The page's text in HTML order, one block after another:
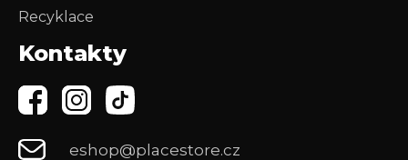
Recyklace
Kontakty
eshop@placestore.cz